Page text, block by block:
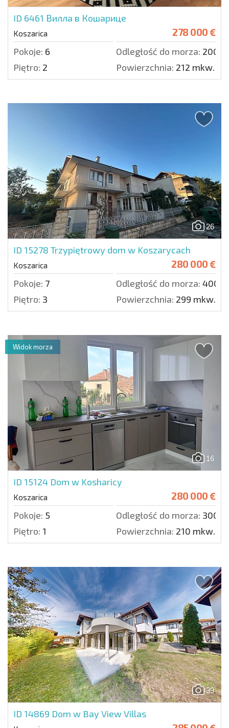
ID 6461 Вилла в Кошарице
Koszarica 278 000 €
Pokoje: 6 Odległość do morza: 2000
Piętro: 2 Powierzchnia: 212 mkw.
26
ID 15278 Trzypiętrowy dom w Koszarycach
Koszarica 280 000 €
Pokoje: 7 Odległość do morza: 4000
Piętro: 3 Powierzchnia: 299 mkw.
16
ID 15124 Dom w Kosharicy
Koszarica 280 000 €
Pokoje: 5 Odległość do morza: 3000
Piętro: 1 Powierzchnia: 210 mkw.
Widok morza
39
ID 14869 Dom w Bay View Villas